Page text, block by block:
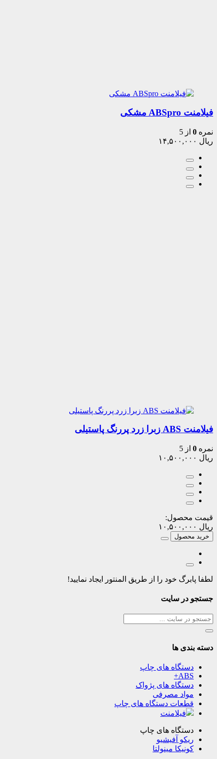
فیلامنت ABSpro مشکی
نمره 0 از 5
ریال
فیلامنت ABS زبرا زرد پررنگ پاستیلی
نمره 0 از 5
ریال
قیمت محصول:
ریال
خرید محصول
لطفا پابرگ خود را از طریق المنتور ایجاد نمایید!
جستجو در سایت
دسته بندی ها
دستگاه های چاپ
ABS+
دستگاه های پژواک
مواد مصرفی
قطعات دستگاه های چاپ
فیلامنت
دستگاه های چاپ
ریکو آفیشیو
کونیکا مینولتا